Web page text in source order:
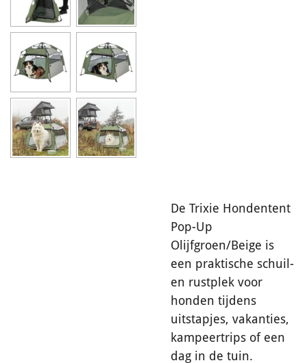
De Trixie Hondentent
Pop-Up
Olijfgroen/Beige is
een praktische schuil-
en rustplek voor
honden tijdens
uitstapjes, vakanties,
kampeertrips of een
dag in de tuin.